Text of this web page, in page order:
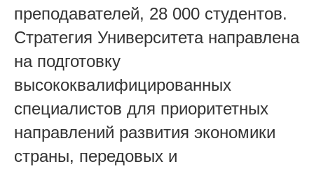
преподавателей, 28 000 студентов.
Стратегия Университета направлена
на подготовку
высококвалифицированных
специалистов для приоритетных
направлений развития экономики
страны, передовых и